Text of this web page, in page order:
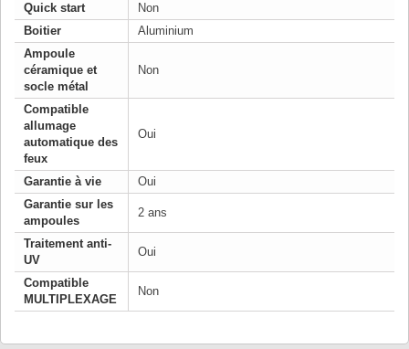
Quick start
Non
Boitier
Aluminium
Ampoule
céramique et
socle métal
Non
Compatible
allumage
automatique des
feux
Oui
Garantie à vie
Oui
Garantie sur les
ampoules
2 ans
Traitement anti-
UV
Oui
Compatible
MULTIPLEXAGE
Non